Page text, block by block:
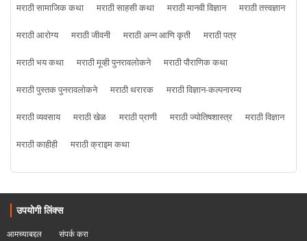
मराठी सामाजिक कथा
मराठी साहसी कथा मराठी मानवी विज्ञान
मराठी तत्त्वज्ञान
मराठी आरोग्य
मराठी जीवनी मराठी अन्न आणि कृती
मराठी पत्र
मराठी भय कथा
मराठी मूव्ही पुनरावलोकने
मराठी पौराणिक कथा
मराठी पुस्तक पुनरावलोकने
मराठी थरारक
मराठी विज्ञान-कल्पनारम्य
मराठी व्यवसाय
मराठी खेळ मराठी प्राणी मराठी ज्योतिषशास्त्र
मराठी विज्ञान
मराठी काहीही
मराठी क्राइम कथा
उपयोगी लिंक्स
आमच्याबद्दल संपर्क करा